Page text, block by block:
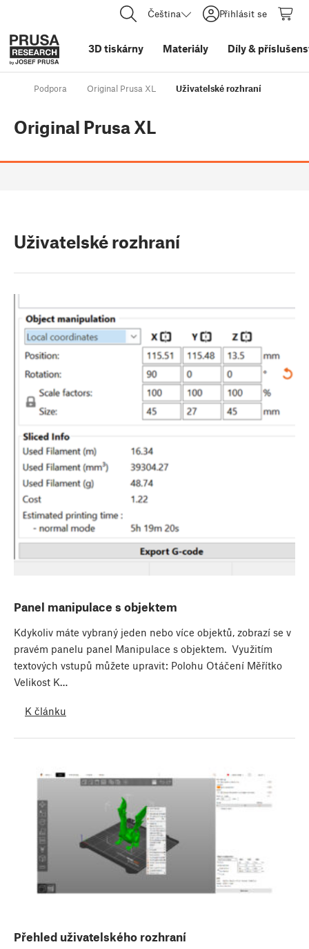
Čeština Přihlásit se
3D tiskárny Materiály Díly&
Podpora Original Prusa XL Uživatelské rozhraní
Original Prusa XL
Uživatelské rozhraní
Panel manipulace s objektem
Kdykoliv máte vybraný jeden nebo více objektů, zobrazí se v
pravém panelu panel Manipulace s objektem. Využitím
textových vstupů můžete upravit: Polohu Otáčení Měřítko
Velikost K…
K článku
Přehled uživatelského rozhraní